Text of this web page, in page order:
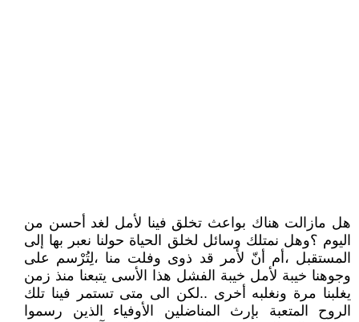
هل مازالت هناك بواعث تخلق فينا لأمل لغد أحسن من
اليوم ؟وهل نمتلك وسائل لخلق الحياة حولنا نعبر بها إلى
المستقبل ،أم أنّ لأمر قد ذوى وفلت منا ،لِتُرْسم على
وجوهنا خيبة لأمل خيبة الفشل هذا الأسى يتبعنا منذ زمن
يغلبنا مرة ونغلبه أخرى ..لكن الى متى تستمر فينا تلك
الروح المتعبة بإرث المناضلين الأوفياء الذين رسموا